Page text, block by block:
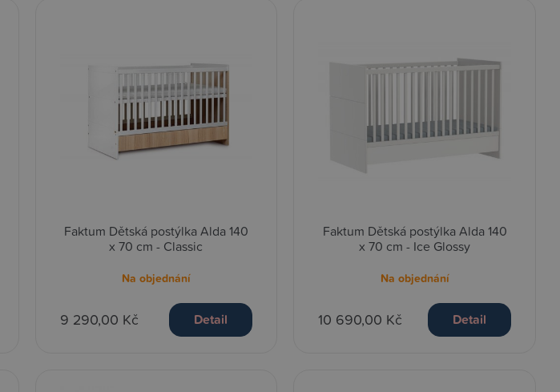
Faktum Dětská postýlka Alda 140
x 70 cm - Classic
Na objednání
9 290,00 Kč Detail
Faktum Dětská postýlka Alda 140
x 70 cm - Ice Glossy
Na objednání
10 690,00 Kč Detail